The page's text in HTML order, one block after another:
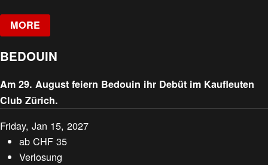
MORE
BEDOUIN
Am 29. August feiern Bedouin ihr Debüt im Kaufleuten
Club Zürich.
Friday, Jan 15, 2027
abCHF 35
Verlosung